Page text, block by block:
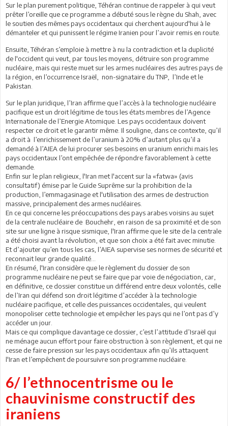
Sur le plan purement politique, Téhéran continue de rappeler à qui veut
prêter l’oreille que ce programme a débuté sous le règne du Shah, avec
le soutien des mêmes pays occidentaux qui cherchent aujourd'hui à le
démanteler et qui punissent le régime Iranien pour l’avoir remis en route.
Ensuite, Téhéran s’emploie à mettre à nu la contradiction et la duplicité
de l'occident qui veut, par tous les moyens, détruire son programme
nucléaire, mais qui reste muet sur les armes nucléaires des autres pays de
la région, en l’occurrence Israël, non-signataire du TNP, l’Inde et le
Pakistan.
Sur le plan juridique, l’Iran affirme que l’accès à la technologie nucléaire
pacifique est un droit légitime de tous les états membres de l’Agence
Internationale de l’Energie Atomique. Les pays occidentaux doivent
respecter ce droit et le garantir même. Il souligne, dans ce contexte, qu’il
a droit à l’enrichissement de l’uranium à 20% d’autant plus qu’il a
demandé à l’AIEA de lui procurer ses besoins en uranium enrichi mais les
pays occidentaux l’ont empêchée de répondre favorablement à cette
demande.
Enfin sur le plan religieux, l'Iran met l'accent sur la «fatwa» (avis
consultatif) émise par le Guide Suprême sur la prohibition de la
production, l’emmagasinage et l'utilisation des armes de destruction
massive, principalement des armes nucléaires.
En ce qui concerne les préoccupations des pays arabes voisins au sujet
de la centrale nucléaire de Bouchehr, en raison de sa proximité et de son
site sur une ligne à risque sismique, l'Iran affirme que le site de la centrale
a été choisi avant la révolution, et que son choix a été fait avec minutie.
Et d’ajouter qu’en tous les cas, l’AIEA supervise ses normes de sécurité et
reconnait leur grande qualité...
En résumé, l'Iran considère que le règlement du dossier de son
programme nucléaire ne peut se faire que par voie de négociation, car,
en définitive, ce dossier constitue un différend entre deux volontés, celle
de l’Iran qui défend son droit légitime d’accéder à la technologie
nucléaire pacifique, et celle des puissances occidentales, qui veulent
monopoliser cette technologie et empêcher les pays qui ne l’ont pas d’y
accéder un jour.
Mais ce qui complique davantage ce dossier, c’est l’attitude d’Israël qui
ne ménage aucun effort pour faire obstruction à son règlement, et qui ne
cesse de faire pression sur les pays occidentaux afin qu’ils attaquent
l'Iran et l’empêchent de poursuivre son programme nucléaire.
6/ l’ethnocentrisme ou le
chauvinisme constructif des
iraniens